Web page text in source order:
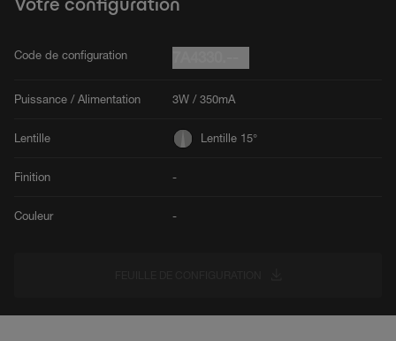
Code de configuration
Puissance / Alimentation 3W / 350mA
Lentille Lentille 15°
Finition -
Couleur -